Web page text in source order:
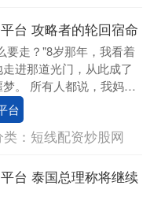
台 攻略者的轮回宿命
要走？"8岁那年，我看着
进那道光门，从此成了
。 所有人都说，我妈是
女。任务完成后，她就
台
： 短线配资炒股网
台 泰国总理称将继续